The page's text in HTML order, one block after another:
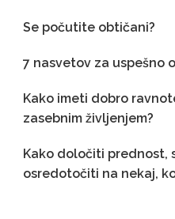
Se počutite obtičani?
7 nasvetov za uspešno
Kako imeti dobro
zasebnim življenjem?
Kako določiti prednost,
osredotočiti na nekaj,